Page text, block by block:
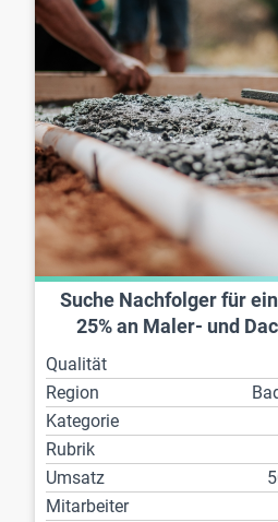
Suche Nachfolger für
25% an Maler- und
Qualität
Region
Kategorie
Rubrik
Umsatz
Mitarbeiter